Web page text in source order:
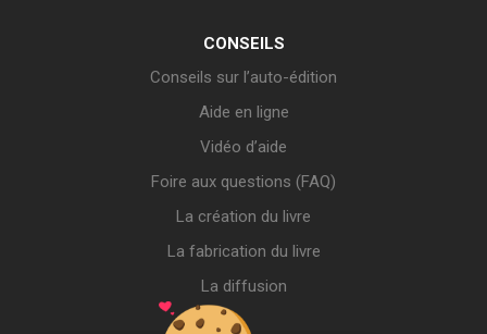
CONSEILS
Conseils sur l’auto-édition
Aide en ligne
Vidéo d’aide
Foire aux questions (FAQ)
La création du livre
La fabrication du livre
La diffusion